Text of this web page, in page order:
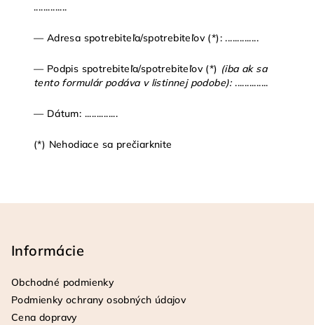
..............
— Adresa spotrebiteľa/spotrebiteľov (*): ..............
— Podpis spotrebiteľa/spotrebiteľov (*) (iba ak sa
tento formulár podáva v listinnej podobe):..............
— Dátum: ..............
(*) Nehodiace sa prečiarknite
Informácie
Obchodné podmienky
Podmienky ochrany osobných údajov
Cena dopravy